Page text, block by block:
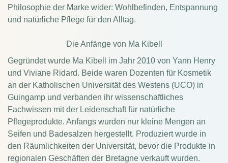
Philosophie der Marke wider: Wohlbefinden, Entspannung
und natürliche Pflege für den Alltag.
Die Anfänge von Ma Kibell
Gegründet wurde Ma Kibell im Jahr 2010 von Yann Henry
und Viviane Ridard. Beide waren Dozenten für Kosmetik
an der Katholischen Universität des Westens (UCO) in
Guingamp und verbanden ihr wissenschaftliches
Fachwissen mit der Leidenschaft für natürliche
Pflegeprodukte. Anfangs wurden nur kleine Mengen an
Seifen und Badesalzen hergestellt. Produziert wurde in
den Räumlichkeiten der Universität, bevor die Produkte in
regionalen Geschäften der Bretagne verkauft wurden.